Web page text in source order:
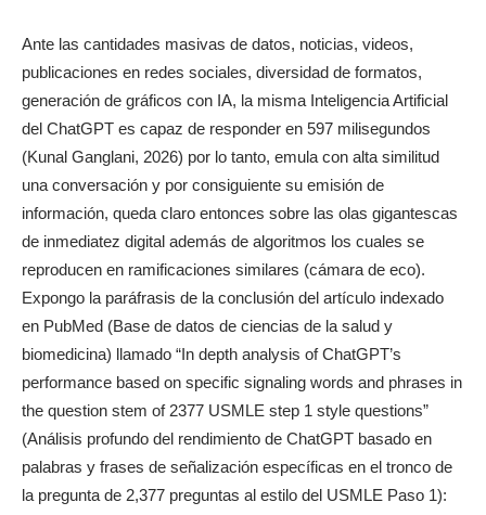
Ante las cantidades masivas de datos, noticias, videos,
publicaciones en redes sociales, diversidad de formatos,
generación de gráficos con IA, la misma Inteligencia Artificial
del ChatGPT es capaz de responder en 597 milisegundos
(Kunal Ganglani, 2026) por lo tanto, emula con alta similitud
una conversación y por consiguiente su emisión de
información, queda claro entonces sobre las olas gigantescas
de inmediatez digital además de algoritmos los cuales se
reproducen en ramificaciones similares (cámara de eco).
Expongo la paráfrasis de la conclusión del artículo indexado
en PubMed (Base de datos de ciencias de la salud y
biomedicina) llamado “In depth analysis of ChatGPT’s
performance based on specific signaling words and phrases in
the question stem of 2377 USMLE step 1 style questions”
(Análisis profundo del rendimiento de ChatGPT basado en
palabras y frases de señalización específicas en el tronco de
la pregunta de 2,377 preguntas al estilo del USMLE Paso 1):